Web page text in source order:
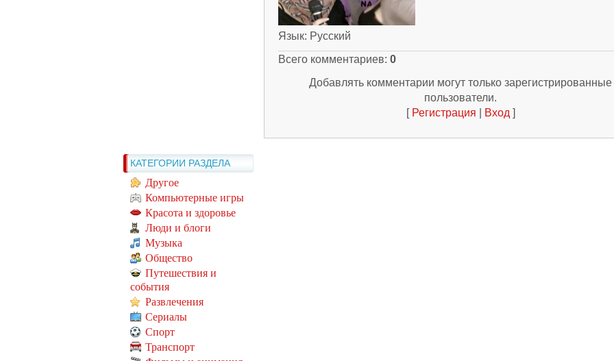
КАТЕГОРИИ РАЗДЕЛА
Другое
Компьютерные игры
Красота и здоровье
Люди и блоги
Музыка
Общество
Путешествия и
события
Развлечения
Сериалы
Спорт
Транспорт
Язык: Русский
Всего комментариев: 0
Добавлять комментарии могут только зарегистрированные
пользователи.
[ Регистрация Вход ]